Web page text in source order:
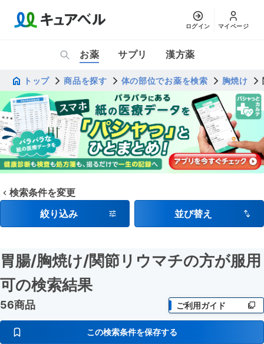
ログイン マイページ
お薬 サプリ 漢方薬
トップ 商品を探す 体の部位でお薬を検索 胸焼け
検索条件を変更
絞り込み
並び替え
胃腸/胸焼け/関節リウマチの方が服用
可の検索結果
56商品 ご利用ガイド
この検索条件を保存する